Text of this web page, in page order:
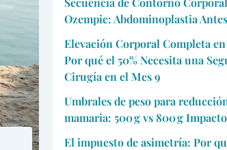
Ozempic: Abdominoplastia
Elevación Corporal Completa en
Por qué el 50% Necesita una
Cirugía en el Mes 9
Umbrales de peso para
mamaria: 500 g vs 800 g
El impuesto de asimetría: Por